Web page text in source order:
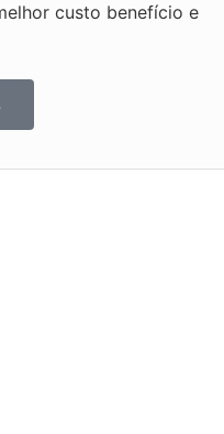
custo benefício e